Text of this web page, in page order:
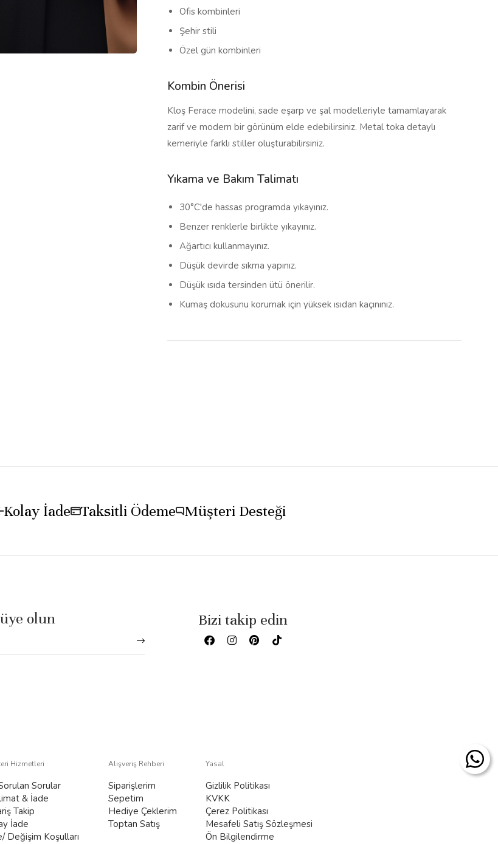
Ofis kombinleri
Şehir stili
Özel gün kombinleri
Kombin Önerisi
Kloş Ferace modelini, sade eşarp ve şal modelleriyle tamamlayarak
zarif ve modern bir görünüm elde edebilirsiniz. Metal toka detaylı
kemeriyle farklı stiller oluşturabilirsiniz.
Yıkama ve Bakım Talimatı
30°C'de hassas programda yıkayınız.
Benzer renklerle birlikte yıkayınız.
Ağartıcı kullanmayınız.
Düşük devirde sıkma yapınız.
Düşük ısıda tersinden ütü önerilir.
Kumaş dokusunu korumak için yüksek ısıdan kaçınınız.
Kolay İade Taksitli Ödeme Müşteri Desteği
olun Bizi takip edin
Hizmetleri
Sorular
& İade
Takip
İade
Değişim Koşulları
Alışveriş Rehberi
Siparişlerim
Sepetim
Hediye Çeklerim
Toptan Satış
Yasal
Gizlilik Politikası
KVKK
Çerez Politikası
Mesafeli Satış Sözleşmesi
Ön Bilgilendirme